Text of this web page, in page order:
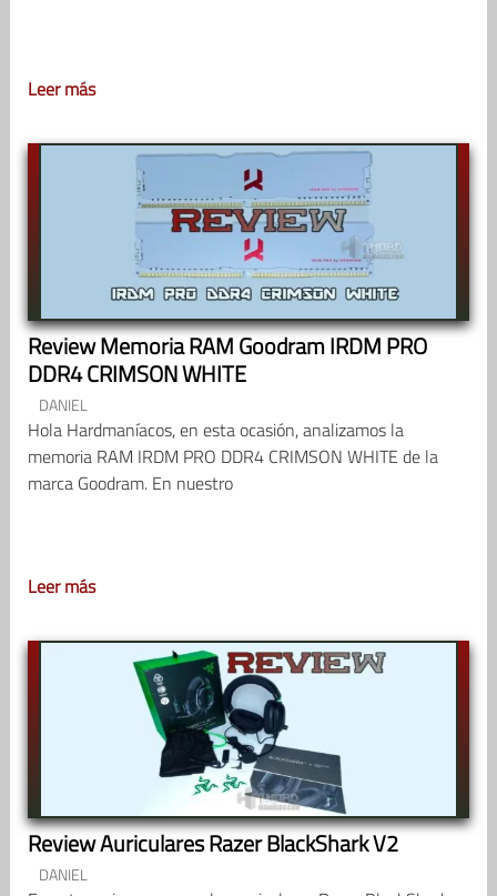
Leer más
Review Memoria RAM Goodram IRDM PRO
DDR4 CRIMSON WHITE
DANIEL
Hola Hardmaníacos, en esta ocasión, analizamos la
memoria RAM IRDM PRO DDR4 CRIMSON WHITE de la
marca Goodram. En nuestro
Leer más
Review Auriculares Razer BlackShark V2
DANIEL